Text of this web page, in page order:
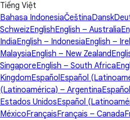
Tiếng Việt
Bahasa IndonesiaČeštinaDansk
SchweizEnglishEnglish – Australia
IndiaEnglish – IndonesiaEnglish –
MalaysiaEnglish – New Zealand
SingaporeEnglish – South Africa
KingdomEspañolEspañol
(Latinoamérica) – Argentina
Estados UnidosEspañol
MéxicoFrançaisFrançais – Canada